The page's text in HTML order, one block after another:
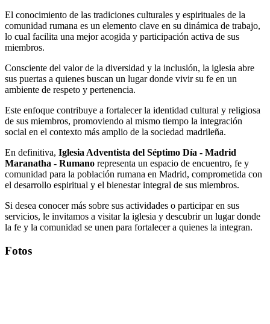
El conocimiento de las tradiciones culturales y espirituales de la
comunidad rumana es un elemento clave en su dinámica de trabajo,
lo cual facilita una mejor acogida y participación activa de sus
miembros.
Consciente del valor de la diversidad y la inclusión, la iglesia abre
sus puertas a quienes buscan un lugar donde vivir su fe en un
ambiente de respeto y pertenencia.
Este enfoque contribuye a fortalecer la identidad cultural y religiosa
de sus miembros, promoviendo al mismo tiempo la integración
social en el contexto más amplio de la sociedad madrileña.
En definitiva, Iglesia Adventista del Séptimo Día - Madrid
Maranatha - Rumano representa un espacio de encuentro, fe y
comunidad para la población rumana en Madrid, comprometida con
el desarrollo espiritual y el bienestar integral de sus miembros.
Si desea conocer más sobre sus actividades o participar en sus
servicios, le invitamos a visitar la iglesia y descubrir un lugar donde
la fe y la comunidad se unen para fortalecer a quienes la integran.
Fotos